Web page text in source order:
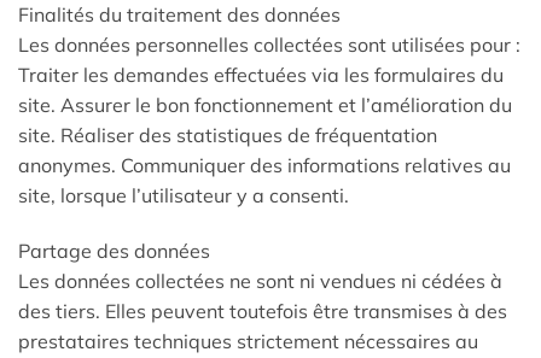
Finalités du traitement des données
Les données personnelles collectées sont utilisées pour :
Traiter les demandes effectuées via les formulaires du
site. Assurer le bon fonctionnement et l’amélioration du
site. Réaliser des statistiques de fréquentation
anonymes. Communiquer des informations relatives au
site, lorsque l’utilisateur y a consenti.
Partage des données
Les données collectées ne sont ni vendues ni cédées à
des tiers. Elles peuvent toutefois être transmises à des
prestataires techniques strictement nécessaires au